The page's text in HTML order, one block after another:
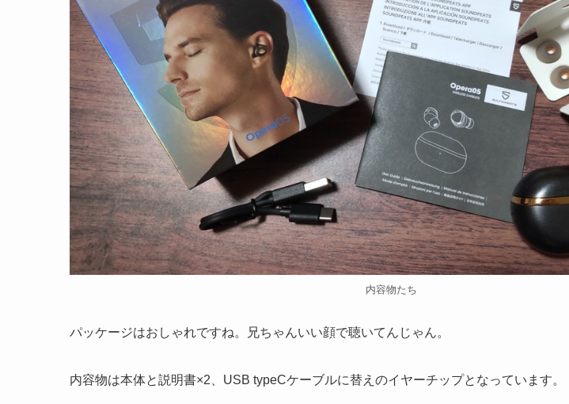
内容物たち
パッケージはおしゃれですね。兄ちゃんいい顔で聴いてんじゃん。
内容物は本体と説明書×2、USB typeCケーブルに替えのイヤーチップとなっています。